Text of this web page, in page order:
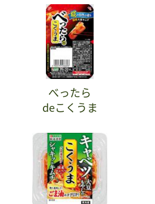
べったら
deこくうま